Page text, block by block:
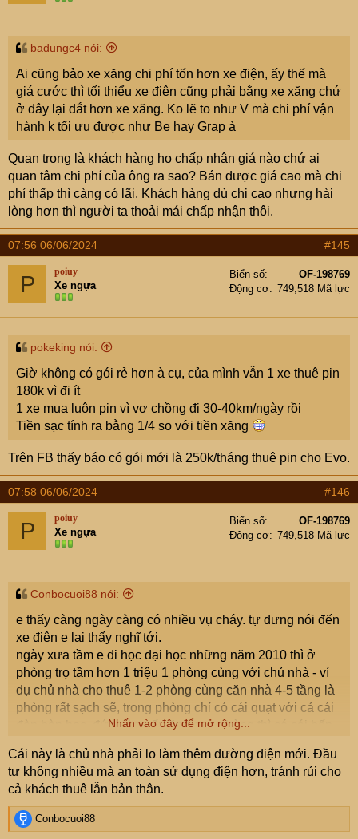
badungc4 nói:
Ai cũng bảo xe xăng chi phí tốn hơn xe điện, ấy thế mà
giá cước thì tối thiểu xe điện cũng phải bằng xe xăng chứ
ở đây lại đắt hơn xe xăng. Ko lẽ to như V mà chi phí vận
hành k tối ưu được như Be hay Grap à
Quan trọng là khách hàng họ chấp nhận giá nào chứ ai
quan tâm chi phí của ông ra sao? Bán được giá cao mà chi
phí thấp thì càng có lãi. Khách hàng dù chi cao nhưng hài
lòng hơn thì người ta thoải mái chấp nhận thôi.
07:56 06/06/2024 #145
P poiuy
Xe ngựa
Biển số
OF-198769
Động cơ
749,518 Mã lực
pokeking nói:
Giờ không có gói rẻ hơn à cụ, của mình vẫn 1 xe thuê pin
180k vì đi ít
1 xe mua luôn pin vì vợ chồng đi 30-40km/ngày rồi
Tiền sạc tính ra bằng 1/4 so với tiền xăng
Trên FB thấy báo có gói mới là 250k/tháng thuê pin cho Evo.
07:58 06/06/2024 #146
P poiuy
Xe ngựa
Biển số
OF-198769
Động cơ
749,518 Mã lực
Conbocuoi88 nói:
e thấy càng ngày càng có nhiều vụ cháy. tự dưng nói đến
xe điện e lại thấy nghĩ tới.
ngày xưa tầm e đi học đại học những năm 2010 thì ở
phòng trọ tầm hơn 1 triệu 1 phòng cùng với chủ nhà - ví
dụ chủ nhà cho thuê 1-2 phòng cùng căn nhà 4-5 tầng là
phòng rất sạch sẽ, trong phòng chỉ có cái quạt với cả cái
đèn bàn học. đứa nào nấu ăn trong phòng thì có cái bếp
mà giờ các phòng trọ kiểu này không còn an toàn nữa.
cháy liên tục mà chạy ko được. giờ ở mấy phòng trọ kiểu
này lại thành ra là nguy hiểm mất mạng.
đường điện ngày xưa làm dây nhỏ, giờ nhiều thiết bị điện
phát sinh. nên nó không đủ tải, hay chập cháy.
Nhấn vào đây để mở rộng...
Cái này là chủ nhà phải lo làm thêm đường điện mới. Đầu
tư không nhiều mà an toàn sử dụng điện hơn, tránh rủi cho
cả khách thuê lẫn bản thân.
R
e
Conbocuoi88